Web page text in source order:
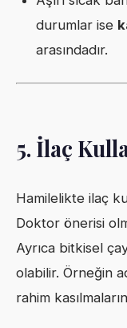
durumlar ise
arasındadır.
5. İlaç
Hamilelikte ilaç
Doktor önerisi
Ayrıca bitkisel
olabilir. Örneğin
rahim